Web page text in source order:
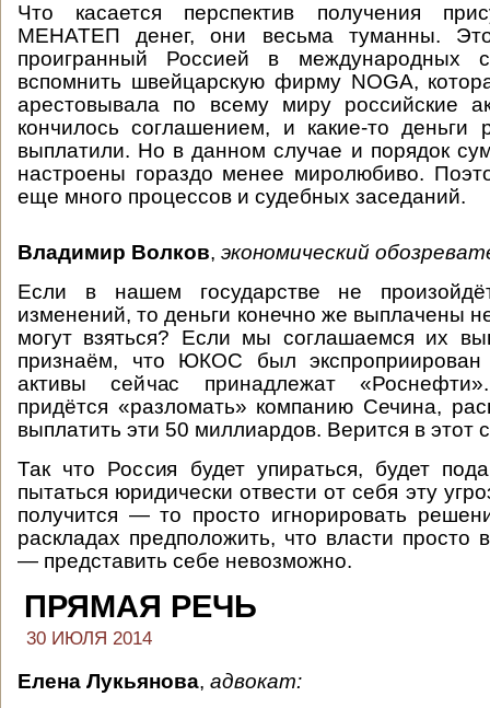
Что касается перспектив получения
МЕНАТЕП денег, они весьма туманны.
проигранный Россией в международных
вспомнить швейцарскую фирму NOGA,
арестовывала по всему миру российские
кончилось соглашением, и какие-то деньги
выплатили. Но в данном случае и порядок
настроены гораздо менее миролюбиво.
еще много процессов и судебных заседаний.
Владимир Волков, экономический
Если в нашем государстве не
изменений, то деньги конечно же выплачены
могут взяться? Если мы соглашаемся их
признаём, что ЮКОС был экспроприирован
активы сейчас принадлежат
придётся «разломать» компанию Сечина,
выплатить эти 50 миллиардов. Верится в этот
Так что Россия будет упираться, будет
пытаться юридически отвести от себя эту
получится — то просто игнорировать
раскладах предположить, что власти просто
— представить себе невозможно.
ПРЯМАЯ РЕЧЬ
30 ИЮЛЯ 2014
Елена Лукьянова, адвокат: